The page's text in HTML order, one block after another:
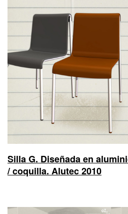
Silla G. Diseñada en
/ coquilla. Alutec 2010